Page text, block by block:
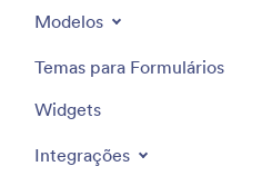
Modelos
Temas para Formulários
Widgets
Integrações